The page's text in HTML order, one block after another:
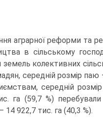
аграрної реформи та
в сільському
земель колективних
середній розмір
середній
га (59,7 %)
14 922,7 тис. га (40,3 %).